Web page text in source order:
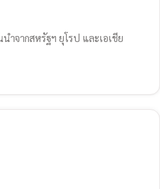
จากสหรัฐฯ ยุโรป และเอเชีย